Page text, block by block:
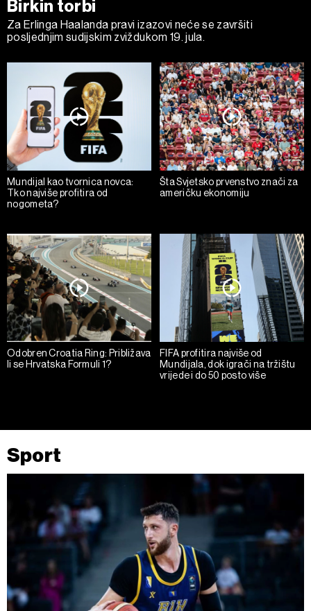
Birkin torbi
Za Erlinga Haalanda pravi izazovi neće se završiti
posljednjim sudijskim zviždukom 19. jula.
Mundijal kao tvornica novca:
Tko najviše profitira od
nogometa?
Šta Svjetsko prvenstvo znači za
američku ekonomiju
Odobren Croatia Ring: Približava
li se Hrvatska Formuli 1?
FIFA profitira najviše od
Mundijala, dok igrači na tržištu
vrijede i do 50 posto više
Sport